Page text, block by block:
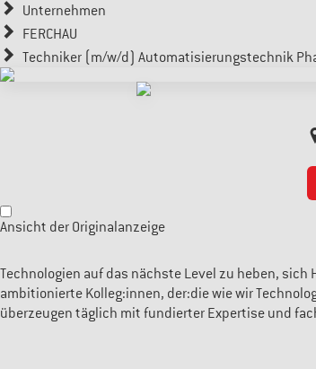
Unternehmen
FERCHAU
Techniker (m/w/d) Automatisierungstechnik
Ansicht der Originalanzeige
Technologien auf das nächste Level zu heben, sich
ambitionierte Kolleg:innen, der:die wie wir
überzeugen täglich mit fundierter Expertise und